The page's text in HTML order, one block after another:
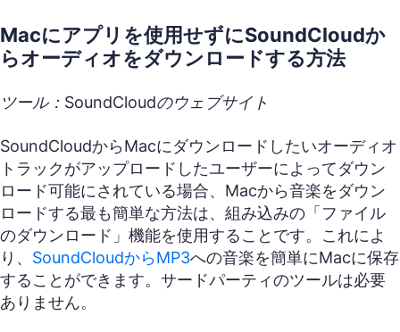
Macにアプリを使用せずにSoundCloudか
らオーディオをダウンロードする方法
ツール：SoundCloudのウェブサイト
SoundCloudからMacにダウンロードしたいオーディオ
トラックがアップロードしたユーザーによってダウン
ロード可能にされている場合、Macから音楽をダウン
ロードする最も簡単な方法は、組み込みの「ファイル
のダウンロード」機能を使用することです。これによ
り、 SoundCloudからMP3への音楽を簡単にMacに保存
することができます。サードパーティのツールは必要
ありません。